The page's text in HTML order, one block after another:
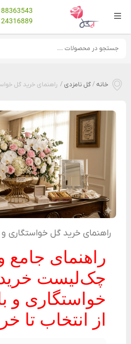
خانه/گل نامزدی/ راهنمای خرید گل
راهنمای خرید گل خواستگاری و
راهنمای جامع
چک‌لیست
خواستگاری و
از انتخاب تا